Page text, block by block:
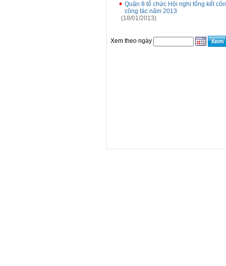
Quận 8 tổ chức Hội nghị tổng kết
công tác năm 2013
(18/01/2013)
Xem theo ngày